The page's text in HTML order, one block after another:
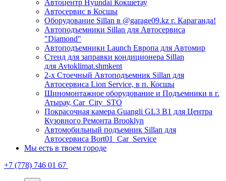
Автоцентр Hyundai Кокшетау
Автосервис в Косшы
Оборудование Sillan в @garage09.kz г. Караганда!
Автоподъемники Sillan для Автосервиса
"Diamond"
Автоподъемники Launch Европа для Автомир
Стенд для заправки кондиционера Sillan
для Avtoklimat.shmkent
2-х Стоечный Автоподъемник Sillan для
Автосервиса Lion Service, в п. Косшы
Шиномонтажное оборудование и Подъемники в г.
Атырау, Car_City_STO
Покрасочная камера Guangli GL3 B1 для Центра
Кузовного Ремонта Brooklyn
Автомобильный подъемник Sillan для
Автосервиса Bort01_Car_Service
Мы есть в твоем городе
+7 (778) 746 01 67